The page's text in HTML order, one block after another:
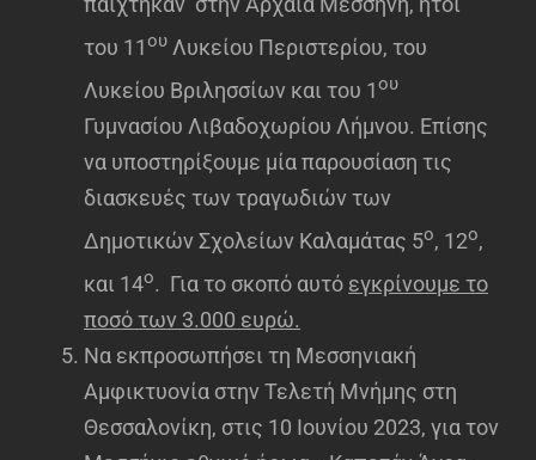
του 11ου Λυκείου Περιστερίου, του
Λυκείου Βριλησσίων και του 1ου
Γυμνασίου Λιβαδοχωρίου Λήμνου. Επίσης
να υποστηρίξουμε μία παρουσίαση τις
διασκευές των τραγωδιών των
Δημοτικών Σχολείων Καλαμάτας 5ο, 12ο,
και 14ο. Για το σκοπό αυτό εγκρίνουμε το
ποσό των 3.000 ευρώ.
Να εκπροσωπήσει τη Μεσσηνιακή
Αμφικτυονία στην Τελετή Μνήμης στη
Θεσσαλονίκη, στις 10 Ιουνίου 2023, για τον